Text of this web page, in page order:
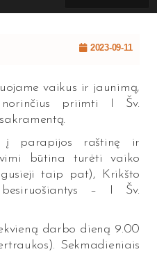
2023-09-11
vaikus ir jaunimą,
priimti I Šv.
į parapijos raštinę ir
būtina turėti vaiko
taip pat), Krikšto
– I Šv.
darbo dieną 9.00
Sekmadieniais